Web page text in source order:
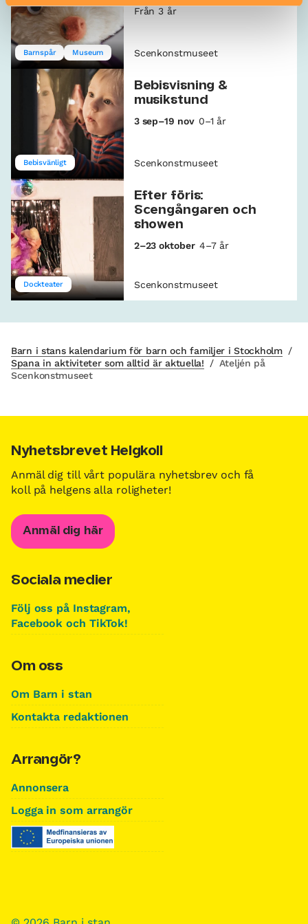
Barnspår Museum
Från 3 år
Scenkonstmuseet
Bebisvänligt
Bebisvisning &
musikstund
3 sep–19 nov 0–1 år
Scenkonstmuseet
Dockteater
Efter föris:
Scengångaren och
showen
2–23 oktober 4–7 år
Scenkonstmuseet
Barn i stans kalendarium för barn och familjer i Stockholm /
Spana in aktiviteter som alltid är aktuella!
/ Ateljén på
Scenkonstmuseet
Nyhetsbrevet Helgkoll
Anmäl dig till vårt populära nyhetsbrev och få
koll på helgens alla roligheter!
Anmäl dig här
Sociala medier
Följ oss på Instagram,
Facebook och TikTok!
Om oss
Om Barn i stan
Kontakta redaktionen
Arrangör?
Annonsera
Logga in som arrangör